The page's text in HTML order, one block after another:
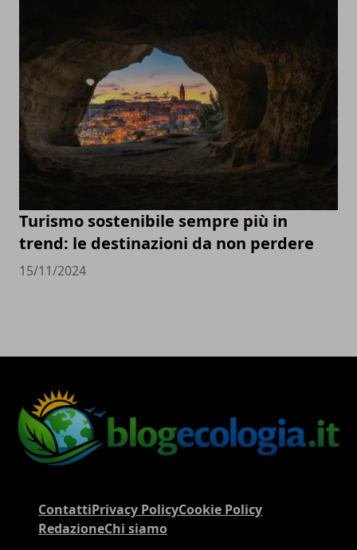
Turismo sostenibile sempre più in
trend: le destinazioni da non perdere
15/11/2024
ContattiPrivacy PolicyCookie Policy
RedazioneChi siamo